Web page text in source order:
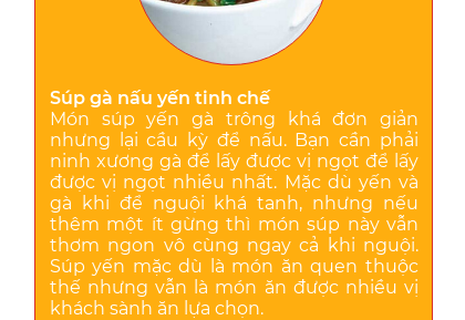
Súp gà nấu yến tinh chế
Món súp yến gà trông khá đơn giản
nhưng lại cầu kỳ để nấu. Bạn cần phải
ninh xương gà để lấy được vị ngọt để lấy
được vị ngọt nhiều nhất. Mặc dù yến và
gà khi để nguội khá tanh, nhưng nếu
thêm một ít gừng thì món súp này vẫn
thơm ngon vô cùng ngay cả khi nguội.
Súp yến mặc dù là món ăn quen thuộc
thế nhưng vẫn là món ăn được nhiều vị
khách sành ăn lựa chọn.